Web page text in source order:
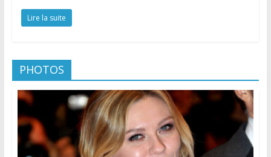
Lire la suite
PHOTOS